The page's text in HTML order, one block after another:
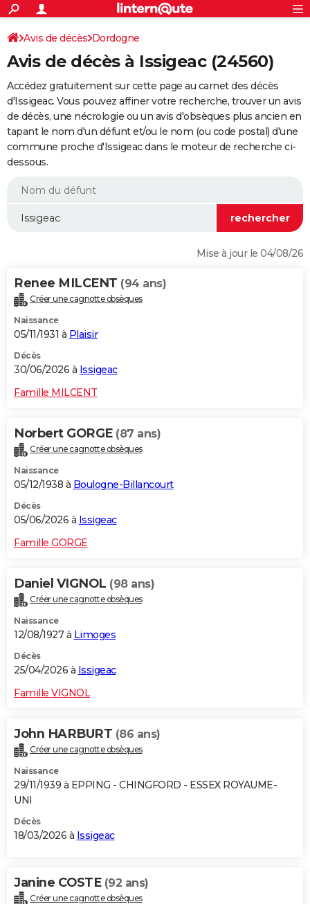
ACTUALITÉS
Politique
Société
Faits Divers
Education
Monde
Villes
+
SPORT
Coupe du monde 2026
Football
Tennis
Cyclisme
Rugby
Forum
Programme TV
TNT
Streaming
Cinéma
Sorties cinéma
Musique
+
FINANCE
Retraite
Epargne
Immobilier
Risques naturels par ville
Assurance
AUTO
Essais
Réserver un essai
Citadines
Berlines
SUV
Forum auto
+
HIGH-TECH
BRICOLAGE
WEEK-END
Alimentation
Guide de la santé
Maladies
Médicaments
Sommeil
VOYAGE
Destinations
City break
Voyage nature
Voyage de noces
Forum
Climat
+PHOTO
GUIDES D'ACHAT
Carte de Noël
Carte Bonne année
Carte Saint-Valentin
Carte Pâques
Carte d'anniversaire
DICTIONNAIRE
Dictionnaire
Biographies
Citations
Expressions
Proverbes
PROGRAMME TV
S'inscrire
Se connecter
Lycées
Collèges
Primaires
Universités
Entreprises
Service militaire
Avis de recherche
AVIS DE DÉCÈS
FORUM
Bricolage
Culture
Television
Voyage
Avis de décès Dordogne
Avis de décès à Issigeac (24560)
Accédez gratuitement sur cette page au carnet des décès
d'Issigeac. Vous pouvez affiner votre recherche, trouver un avis
de décès, une nécrologie ou un avis d'obsèques plus ancien en
tapant le nom d'un défunt et/ou le nom (ou code postal) d'une
commune proche d'Issigeac dans le moteur de recherche ci-
dessous.
Mise à jour le 04/08/26
Renee MILCENT (94 ans)
Créer une cagnotte obsèques
Naissance
05/11/1931 à Plaisir
Décès
30/06/2026 à Issigeac
Famille MILCENT
Norbert GORGE (87 ans)
Créer une cagnotte obsèques
Naissance
05/12/1938 à Boulogne-Billancourt
Décès
05/06/2026 à Issigeac
Famille GORGE
Daniel VIGNOL (98 ans)
Créer une cagnotte obsèques
Naissance
12/08/1927 à Limoges
Décès
25/04/2026 à Issigeac
Famille VIGNOL
John HARBURT (86 ans)
Créer une cagnotte obsèques
Naissance
29/11/1939 à EPPING - CHINGFORD - ESSEX ROYAUME-
UNI
Décès
18/03/2026 à Issigeac
Janine COSTE (92 ans)
Créer une cagnotte obsèques